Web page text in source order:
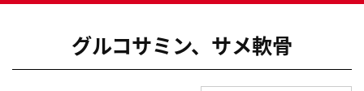
グルコサミン、サメ軟骨